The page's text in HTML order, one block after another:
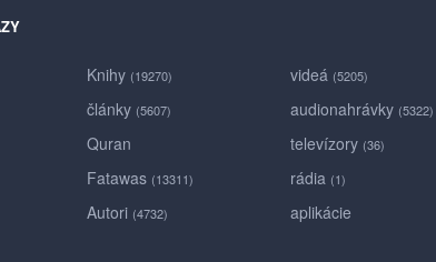
Knihy (19270)
články (5607)
Quran
Fatawas (13311)
Autori (4732)
videá (5205)
audionahrávky (5322)
televízory (36)
rádia (1)
aplikácie